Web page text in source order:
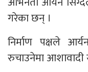
गरेका छन् ।
निर्माण पक्षले
रुचाउनेमा आशावादी